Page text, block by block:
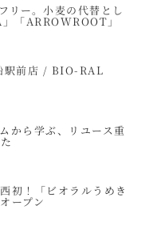
リー。小麦の代替とし
「ARROWROOT」
駅前店 / BIO-RAL
から学ぶ、リユース重
初！「ビオラルうめき
ープン